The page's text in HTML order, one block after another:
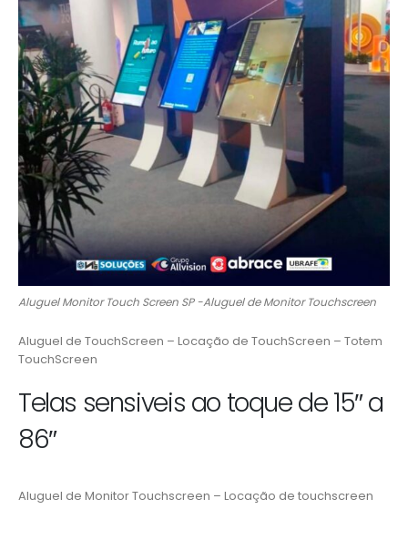
Aluguel Monitor Touch Screen SP -Aluguel de Monitor Touchscreen
Aluguel de TouchScreen – Locação de TouchScreen – Totem
TouchScreen
Telas sensiveis ao toque de 15″ a
86″
Aluguel de Monitor Touchscreen – Locação de touchscreen